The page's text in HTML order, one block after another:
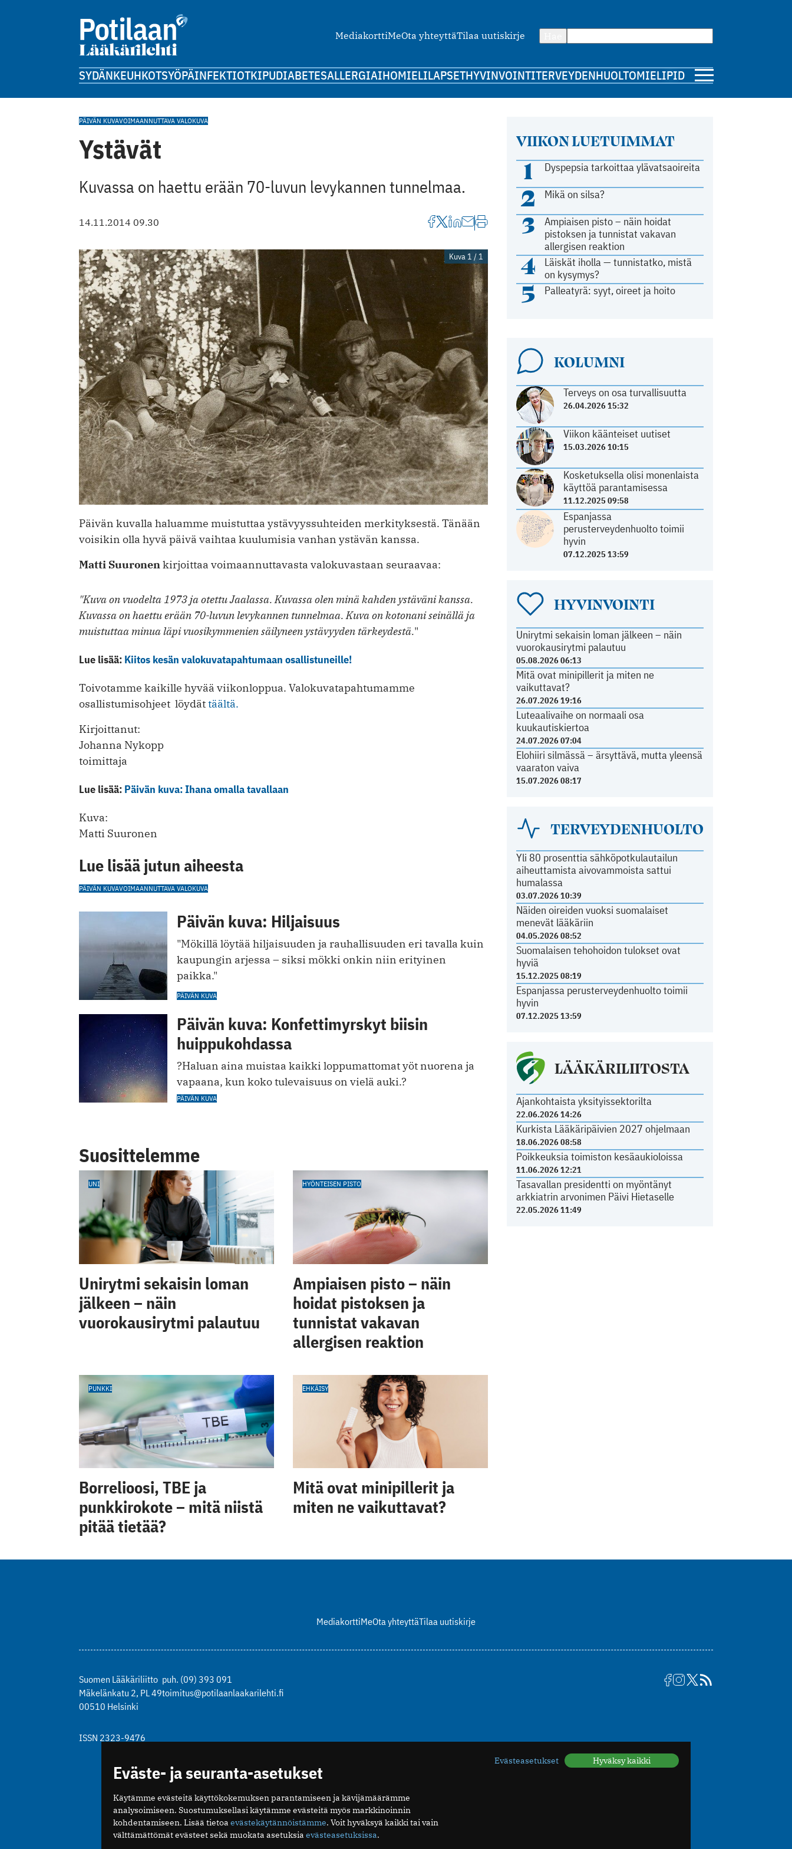
MediakorttiMeOta yhteyttäTilaa uutiskirje
SYDÄNKEUHKOTSYÖPÄINFEKTIOTKIPUDIABETESALLERGIAIHOMIELILAPSETHYVINVOINTITERVEYDENHUOLTOMIELIPIDE
VIIKON LUETUIMMAT
1 Dyspepsia tarkoittaa ylävatsaoireita
2 Mikä on silsa?
3
Ampiaisen pisto – näin hoidat
pistoksen ja tunnistat vakavan
allergisen reaktion
4
Läiskät iholla — tunnistatko, mistä
on kysymys?
5 Palleatyrä: syyt, oireet ja hoito
KOLUMNI
Terveys on osa turvallisuutta
26.04.2026 15:32
Viikon käänteiset uutiset
15.03.2026 10:15
Kosketuksella olisi monenlaista
käyttöä parantamisessa
11.12.2025 09:58
Espanjassa
perusterveydenhuolto toimii
hyvin
07.12.2025 13:59
HYVINVOINTI
Unirytmi sekaisin loman jälkeen – näin
vuorokausirytmi palautuu
05.08.2026 06:13
Mitä ovat minipillerit ja miten ne
vaikuttavat?
26.07.2026 19:16
Luteaalivaihe on normaali osa
kuukautiskiertoa
24.07.2026 07:04
Elohiiri silmässä – ärsyttävä, mutta yleensä
vaaraton vaiva
15.07.2026 08:17
TERVEYDENHUOLTO
Yli 80 prosenttia sähköpotkulautailun
aiheuttamista aivovammoista sattui
humalassa
03.07.2026 10:39
Näiden oireiden vuoksi suomalaiset
menevät lääkäriin
04.05.2026 08:52
Suomalaisen tehohoidon tulokset ovat
hyviä
15.12.2025 08:19
Espanjassa perusterveydenhuolto toimii
hyvin
07.12.2025 13:59
LÄÄKÄRILIITOSTA
Ajankohtaista yksityissektorilta
22.06.2026 14:26
Kurkista Lääkäripäivien 2027 ohjelmaan
18.06.2026 08:58
Poikkeuksia toimiston kesäaukioloissa
11.06.2026 12:21
Tasavallan presidentti on myöntänyt
arkkiatrin arvonimen Päivi Hietaselle
22.05.2026 11:49
PÄIVÄN KUVAVOIMAANNUTTAVA VALOKUVA
Ystävät
Kuvassa on haettu erään 70-luvun levykannen tunnelmaa.
14.11.2014 09.30
Kuva 1 / 1
Päivän kuvalla haluamme muistuttaa ystävyyssuhteiden merkityksestä. Tänään
voisikin olla hyvä päivä vaihtaa kuulumisia vanhan ystävän kanssa.
Matti Suuronenkirjoittaa voimaannuttavasta valokuvastaan seuraavaa:
"Kuva on vuodelta 1973 ja otettu Jaalassa. Kuvassa olen minä kahden ystäväni kanssa.
Kuvassa on haettu erään 70-luvun levykannen tunnelmaa. Kuva on kotonani seinällä ja
muistuttaa minua läpi vuosikymmenien säilyneen ystävyyden tärkeydestä."
Lue lisää: Kiitos kesän valokuvatapahtumaan osallistuneille!
Toivotamme kaikille hyvää viikonloppua. Valokuvatapahtumamme
osallistumisohjeet löydättäältä.
Kirjoittanut:
Johanna Nykopp
toimittaja
Lue lisää: Päivän kuva: Ihana omalla tavallaan
Kuva:
Matti Suuronen
Lue lisää jutun aiheesta
PÄIVÄN KUVAVOIMAANNUTTAVA VALOKUVA
Päivän kuva: Hiljaisuus
"Mökillä löytää hiljaisuuden ja rauhallisuuden eri tavalla kuin
kaupungin arjessa – siksi mökki onkin niin erityinen
paikka."
PÄIVÄN KUVA
Päivän kuva: Konfettimyrskyt biisin
huippukohdassa
?Haluan aina muistaa kaikki loppumattomat yöt nuorena ja
vapaana, kun koko tulevaisuus on vielä auki.?
PÄIVÄN KUVA
Suosittelemme
UNI
Unirytmi sekaisin loman
jälkeen – näin
vuorokausirytmi palautuu
HYÖNTEISEN PISTO
Ampiaisen pisto – näin
hoidat pistoksen ja
tunnistat vakavan
allergisen reaktion
PUNKKI
Borrelioosi, TBE ja
punkkirokote – mitä niistä
pitää tietää?
EHKÄISY
Mitä ovat minipillerit ja
miten ne vaikuttavat?
MediakorttiMeOta yhteyttäTilaa uutiskirje
Suomen Lääkäriliitto
Mäkelänkatu 2, PL 49
00510 Helsinki
puh. (09) 393 091
toimitus@potilaanlaakarilehti.fi
ISSN 2323-9476
Eväste- ja seuranta-asetukset
Käytämme evästeitä käyttökokemuksen parantamiseen ja kävijämäärämme
analysoimiseen. Suostumuksellasi käytämme evästeitä myös markkinoinnin
kohdentamiseen. Lisää tietoa evästekäytännöistämme. Voit hyväksyä kaikki tai vain
välttämättömät evästeet sekä muokata asetuksia evästeasetuksissa.
Evästeasetukset Hyväksy kaikki